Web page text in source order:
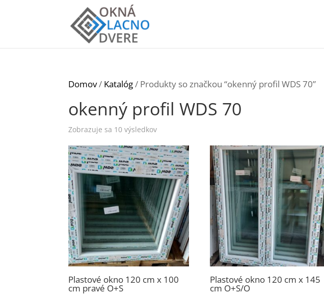
Domov/ Katalóg/ Produkty so značkou “okenný profil WDS 70”
okenný profil WDS 70
Zobrazuje sa 10 výsledkov
Plastové okno 120 cm x 100
cm pravé O+S
Plastové okno 120 cm x 145
cm O+S/O